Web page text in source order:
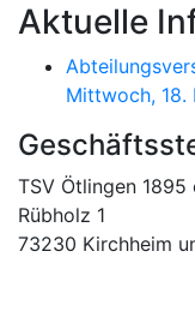
Aktuelle
Mittwoch, 18.
TSV Ötlingen 1895
Rübholz 1
73230 Kirchheim